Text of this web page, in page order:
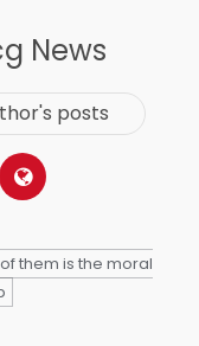
News
posts
them is the moral